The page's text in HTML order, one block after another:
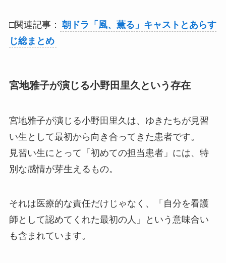
□関連記事： 朝ドラ「風、薫る」キャストとあらす
じ総まとめ
宮地雅子が演じる小野田里久という存在
宮地雅子が演じる小野田里久は、ゆきたちが見習
い生として最初から向き合ってきた患者です。
見習い生にとって「初めての担当患者」には、特
別な感情が芽生えるもの。
それは医療的な責任だけじゃなく、「自分を看護
師として認めてくれた最初の人」という意味合い
も含まれています。